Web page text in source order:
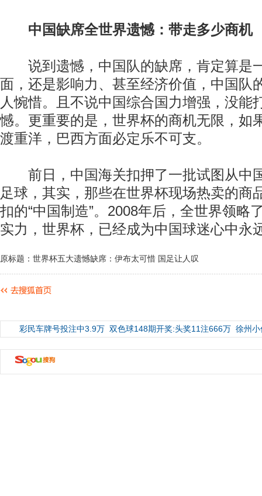
中国缺席全世界遗憾：带走多少商机
说到遗憾，中国队的缺席，肯定算是
面，还是影响力、甚至经济价值，中国队
人惋惜。且不说中国综合国力增强，没能
憾。更重要的是，世界杯的商机无限，如
渡重洋，巴西方面必定乐不可支。
前日，中国海关扣押了一批试图从中
足球，其实，那些在世界杯现场热卖的商
扣的“中国制造”。2008年后，全世界领略
实力，世界杯，已经成为中国球迷心中永
原标题：世界杯五大遗憾缺席：伊布太可惜 国足让人叹
彩民车牌号投注中3.9万 双色球148期开奖:头奖11注666万 徐州